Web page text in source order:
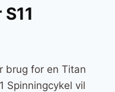
brug for en Titan
Spinningcykel vil